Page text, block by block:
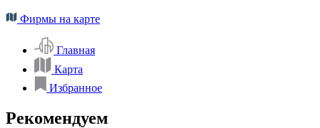
Фирмы на карте
Главная
Карта
Избранное
Рекомендуем